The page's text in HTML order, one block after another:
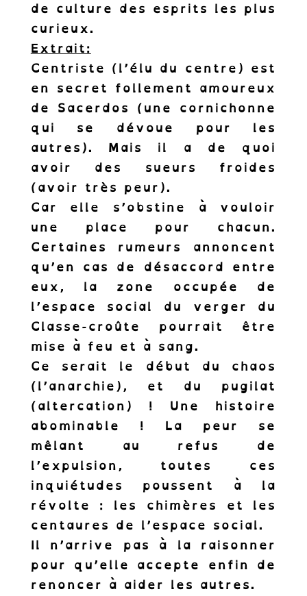
de culture des esprits les plus
curieux.
Extrait:
Centriste (l’élu du centre) est
en secret follement amoureux
de Sacerdos (une cornichonne
qui se dévoue pour les
autres). Mais il a de quoi
avoir des sueurs froides
(avoir très peur).
Car elle s’obstine à vouloir
une place pour chacun.
Certaines rumeurs annoncent
qu’en cas de désaccord entre
eux, la zone occupée de
l’espace social du verger du
Classe-croûte pourrait être
mise à feu et à sang.
Ce serait le début du chaos
(l’anarchie), et du pugilat
(altercation) ! Une histoire
abominable ! La peur se
mêlant au refus de
l’expulsion, toutes ces
inquiétudes poussent à la
révolte : les chimères et les
centaures de l’espace social.
Il n’arrive pas à la raisonner
pour qu’elle accepte enfin de
renoncer à aider les autres.
Abonnez-vous à
notre Newsletter.
Recevez les news des cornichons de
l’inclusion.
S'abonner !